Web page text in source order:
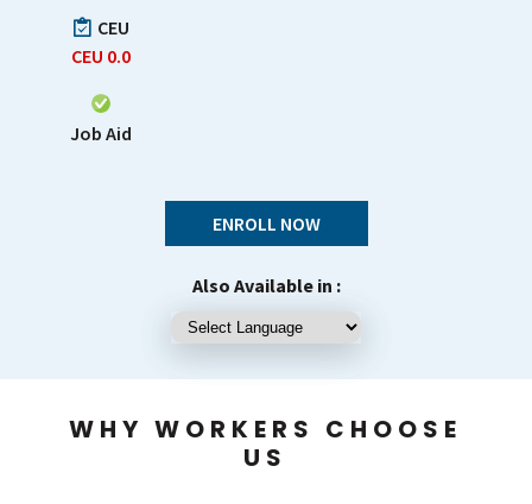
CEU
CEU 0.0
Job Aid
ENROLL NOW
Also Available in :
WHY WORKERS CHOOSE
US